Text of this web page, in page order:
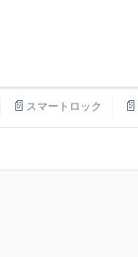
📄 スマートロック 📄